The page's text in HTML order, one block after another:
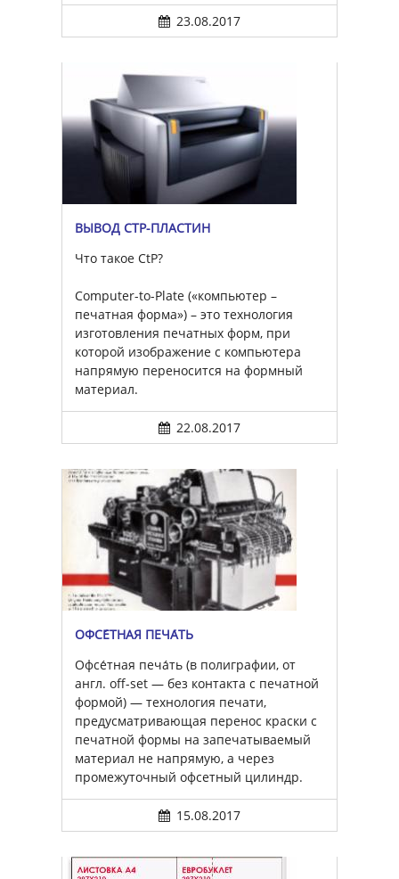
23.08.2017
ВЫВОД CTP-ПЛАСТИН
Что такое CtP?
Computer-to-Plate («компьютер –
печатная форма») – это технология
изготовления печатных форм, при
которой изображение с компьютера
напрямую переносится на формный
материал.
22.08.2017
ОФСЕ́ТНАЯ ПЕЧА́ТЬ
Офсе́тная печа́ть (в полиграфии, от
англ. off-set — без контакта с печатной
формой) — технология печати,
предусматривающая перенос краски с
печатной формы на запечатываемый
материал не напрямую, а через
промежуточный офсетный цилиндр.
15.08.2017